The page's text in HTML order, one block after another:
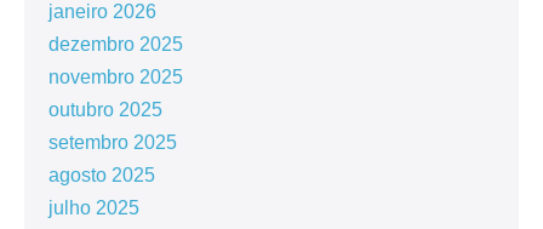
janeiro 2026
dezembro 2025
novembro 2025
outubro 2025
setembro 2025
agosto 2025
julho 2025